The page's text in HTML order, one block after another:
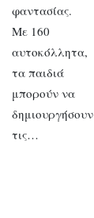
φαντασίας.
Με 160
αυτοκόλλητα,
τα παιδιά
μπορούν να
δημιουργήσουν
τις…